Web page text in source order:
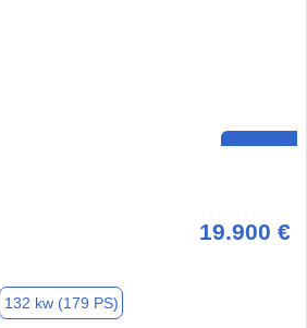
19.900 €
132 kw (179 PS)